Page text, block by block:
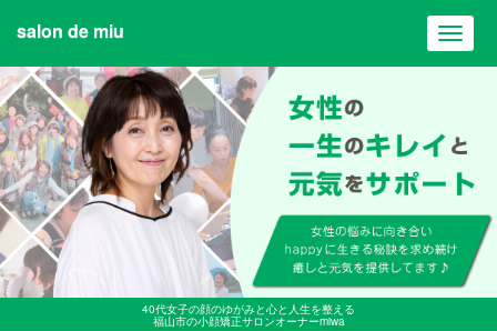
40代女子の顔のゆがみと心と人生を整える
福山市の小顔矯正サロンオーナーmiwa
salon de miu